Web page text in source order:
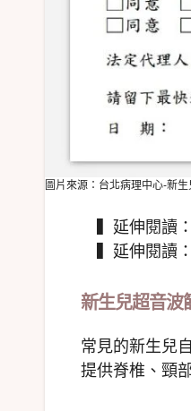
圖片來源：台北病理中心-新
▍延伸閱讀：
▍延伸閱讀：
新生兒超音波
常見的新生兒
提供脊椎、頸